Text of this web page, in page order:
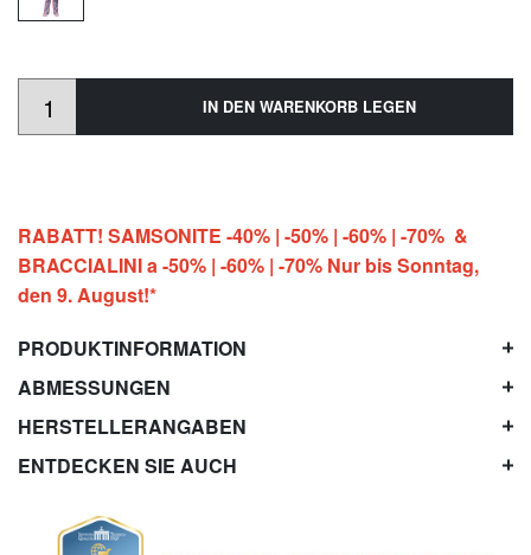
IN DEN WARENKORB LEGEN
RABATT! SAMSONITE -40% | -50% | -60% | -70% &
BRACCIALINI a -50% | -60% | -70% Nur bis Sonntag,
den 9. August!*
PRODUKTINFORMATION
ABMESSUNGEN
HERSTELLERANGABEN
ENTDECKEN SIE AUCH